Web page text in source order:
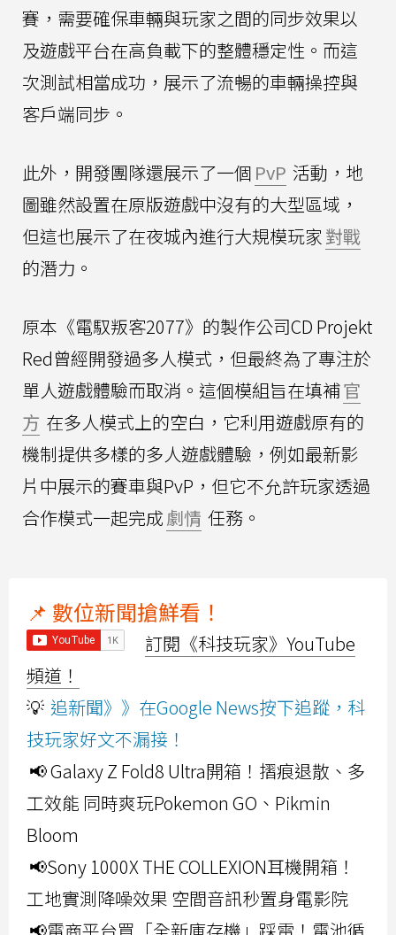
賽，需要確保車輛與玩家之間的同步效果以
及遊戲平台在高負載下的整體穩定性。而這
次測試相當成功，展示了流暢的車輛操控與
客戶端同步。
此外，開發團隊還展示了一個 PvP 活動，地
圖雖然設置在原版遊戲中沒有的大型區域，
但這也展示了在夜城內進行大規模玩家 對戰
的潛力。
原本《電馭叛客2077》的製作公司CD Projekt
Red曾經開發過多人模式，但最終為了專注於
單人遊戲體驗而取消。這個模組旨在填補官
方 在多人模式上的空白，它利用遊戲原有的
機制提供多樣的多人遊戲體驗，例如最新影
片中展示的賽車與PvP，但它不允許玩家透過
合作模式一起完成劇情 任務。
📌 數位新聞搶鮮看！
訂閱《科技玩家》YouTube
頻道！
💡 追新聞》》在Google News按下追蹤，科
技玩家好文不漏接！
📢 Galaxy Z Fold8 Ultra開箱！摺痕退散、多
工效能 同時爽玩Pokemon GO、Pikmin
Bloom
📢Sony 1000X THE COLLEXION耳機開箱！
工地實測降噪效果 空間音訊秒置身電影院
📢電商平台買「全新庫存機」踩雷！電池循